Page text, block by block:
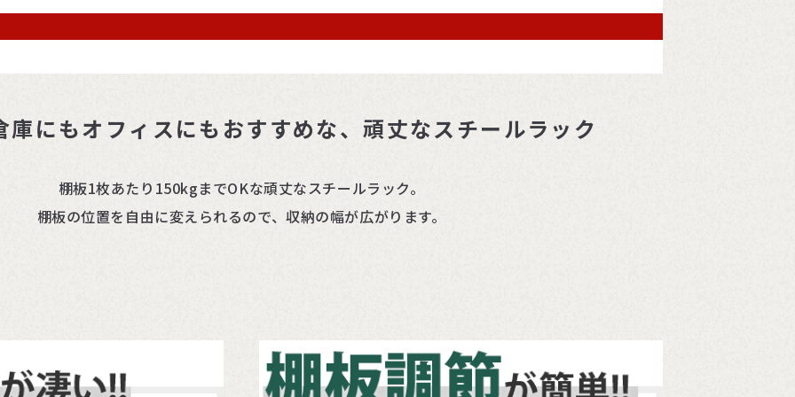
庫にもオフィスにもおすすめな、頑丈なスチールラック
棚板1枚あたり150kgまでOKな頑丈なスチールラック。
棚板の位置を自由に変えられるので、収納の幅が広がります。